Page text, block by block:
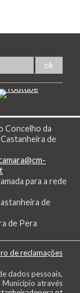
Concelho da
de
para a rede
de
de Pera
dados pessoais,
Município através